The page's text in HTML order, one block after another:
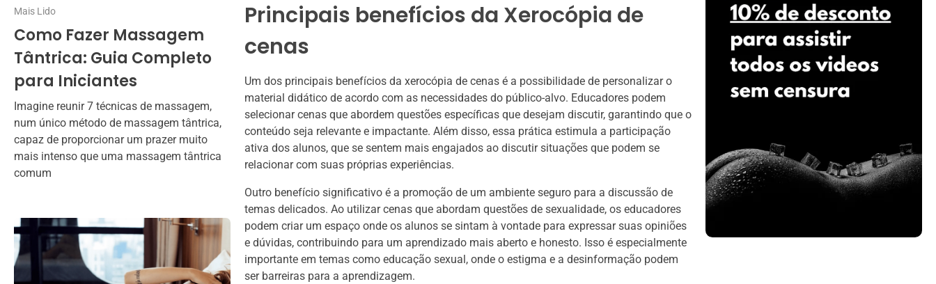
Mais Lido
Como Fazer Massagem
Tântrica: Guia Completo
para Iniciantes
Imagine reunir 7 técnicas de massagem,
num único método de massagem tântrica,
capaz de proporcionar um prazer muito
mais intenso que uma massagem tântrica
comum
Principais benefícios da Xerocópia de
cenas
Um dos principais benefícios da xerocópia de cenas é a possibilidade de personalizar o
material didático de acordo com as necessidades do público-alvo. Educadores podem
selecionar cenas que abordem questões específicas que desejam discutir, garantindo que o
conteúdo seja relevante e impactante. Além disso, essa prática estimula a participação
ativa dos alunos, que se sentem mais engajados ao discutir situações que podem se
relacionar com suas próprias experiências.
Outro benefício significativo é a promoção de um ambiente seguro para a discussão de
temas delicados. Ao utilizar cenas que abordam questões de sexualidade, os educadores
podem criar um espaço onde os alunos se sintam à vontade para expressar suas opiniões
e dúvidas, contribuindo para um aprendizado mais aberto e honesto. Isso é especialmente
importante em temas como educação sexual, onde o estigma e a desinformação podem
ser barreiras para a aprendizagem.